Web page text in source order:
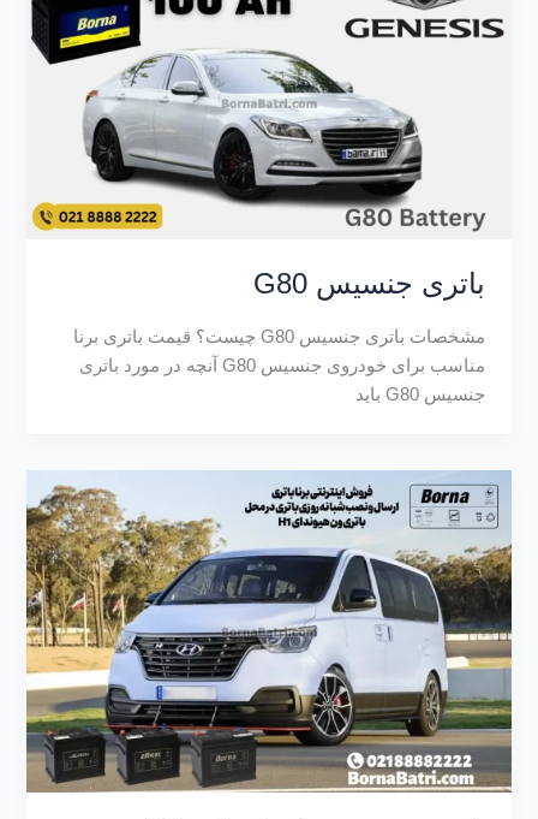
باتری جنسیس G80
مشخصات باتری جنسیس G80 چیست؟ قیمت باتری برنا
مناسب برای خودروی جنسیس G80 آنچه در مورد باتری
جنسیس G80 باید